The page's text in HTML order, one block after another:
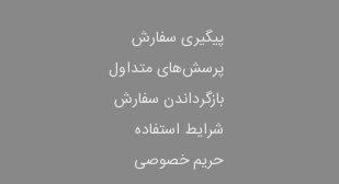
پیگیری سفارش
پرسش‌های متداول
بازگرداندن سفارش
شرایط استفاده
حریم خصوصی